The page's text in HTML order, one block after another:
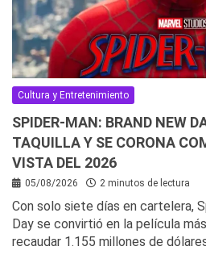
Cultura y Entretenimiento
SPIDER-MAN: BRAND NEW
TAQUILLA Y SE CORONA
VISTA DEL 2026
05/08/2026 2 minutos de lectura
Con solo siete días en cartelera,
Day se convirtió en la película
recaudar 1.155 millones de